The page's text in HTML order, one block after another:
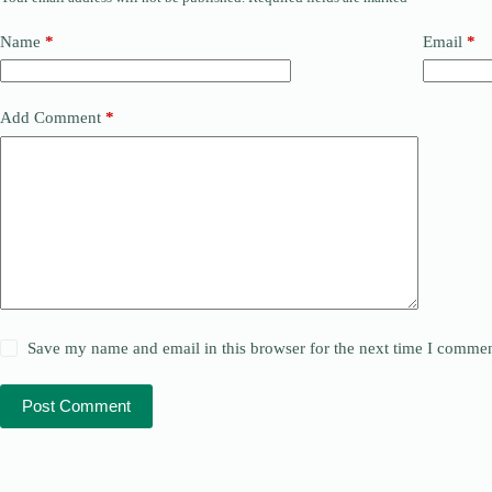
Name * Email *
Add Comment *
Save my name and email in this browser for the next time I
Post Comment